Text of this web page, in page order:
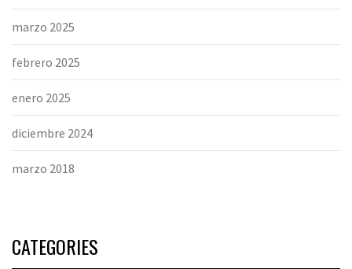
marzo 2025
febrero 2025
enero 2025
diciembre 2024
marzo 2018
CATEGORIES